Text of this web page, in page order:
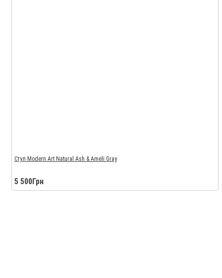
Стул Modern Art Natural Ash & Ameli Gray
5 500Грн